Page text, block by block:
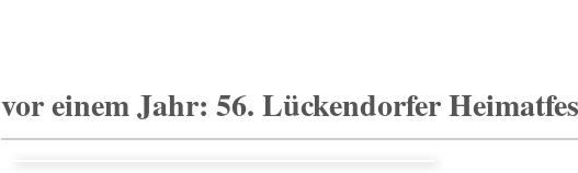
vor einem Jahr: 56. Lückendorfer